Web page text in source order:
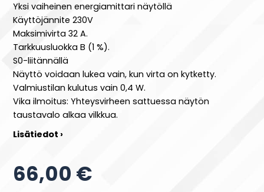
Yksi vaiheinen energiamittari näytöllä
Käyttöjännite 230V
Maksimivirta 32 A.
Tarkkuusluokka B (1 %).
S0-liitännällä
Näyttö voidaan lukea vain, kun virta on kytketty.
Valmiustilan kulutus vain 0,4 W.
Vika ilmoitus: Yhteysvirheen sattuessa näytön
taustavalo alkaa vilkkua.
Lisätiedot ›
66,00 €